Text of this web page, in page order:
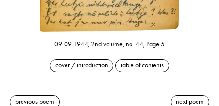
09-09-1944, 2nd volume, no. 44, Page 5
cover / introduction table of contents
previous poem next poem